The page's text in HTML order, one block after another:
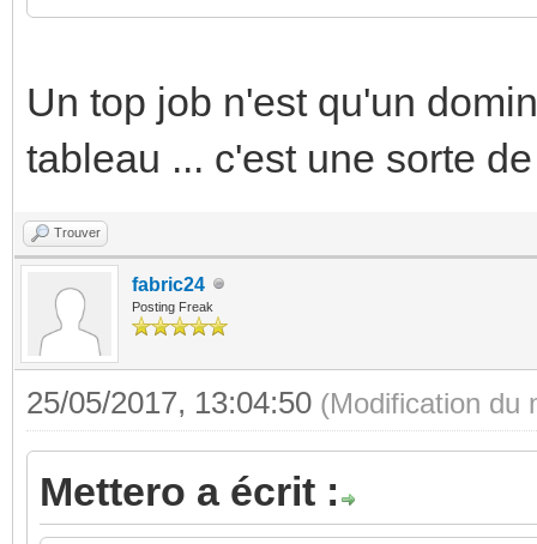
Un top job n'est qu'un
tableau ... c'est une sorte
Trouver
fabric24
Posting Freak
25/05/2017, 13:04:50 (Modification du
Mettero a écrit :